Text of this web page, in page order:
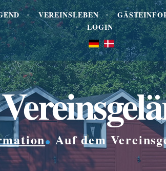
VEREINSLEBEN
LOGIN
Auf dem